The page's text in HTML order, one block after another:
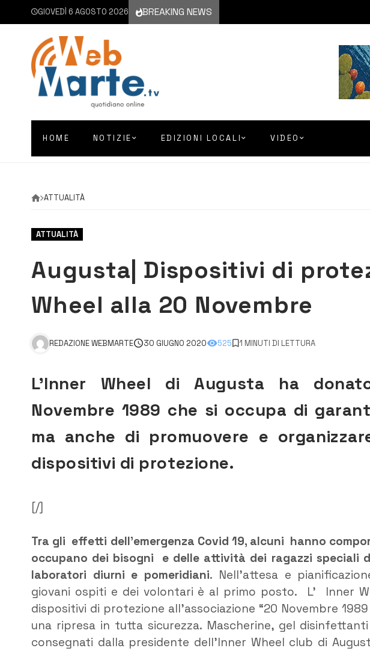
GIOVEDÌ 6 AGOSTO 2026 BREAKING NEWS
HOME NOTIZIE EDIZIONI LOCALI VIDEO
ATTUALITÀ
ATTUALITÀ
Augusta| Dispositivi di
Wheel alla 20 Novembre
REDAZIONE WEBMARTE 30 GIUGNO 2020 525 1 MINUTI DI LETTURA
L’Inner Wheel di Augusta ha
Novembre 1989 che si occupa di
ma anche di promuovere e
dispositivi di protezione.
[/]
Tra gli effetti dell’emergenza Covid 19, alcuni hanno
occupano dei bisogni e delle attività dei ragazzi speciali
laboratori diurni e pomeridiani. Nell’attesa e
giovani ospiti e dei volontari è al primo posto. L’ Inner
dispositivi di protezione all’associazione “20 Novembre
una ripresa in tutta sicurezza. Mascherine, gel
consegnati dalla presidente dell’Inner Wheel club di